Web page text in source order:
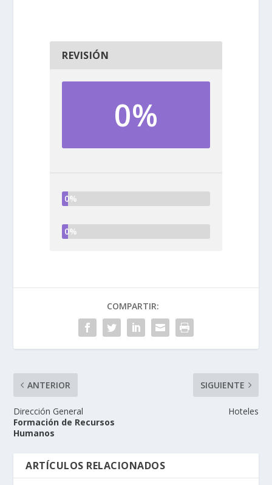
REVISIÓN
0%
0%
0%
COMPARTIR:
ANTERIOR
Dirección General
Formación de Recursos
Humanos
SIGUIENTE
Hoteles
ARTÍCULOS RELACIONADOS